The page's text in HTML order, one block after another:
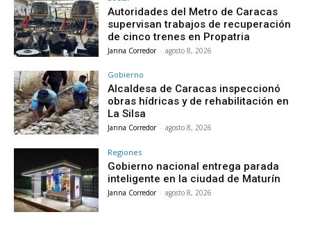
Autoridades del Metro de Caracas
supervisan trabajos de recuperación
de cinco trenes en Propatria
Janna Corredor - agosto 8, 2026
Gobierno
Alcaldesa de Caracas inspeccionó
obras hídricas y de rehabilitación en
La Silsa
Janna Corredor - agosto 8, 2026
Regiones
Gobierno nacional entrega parada
inteligente en la ciudad de Maturín
Janna Corredor - agosto 8, 2026